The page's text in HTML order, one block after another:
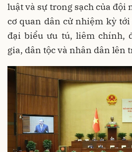
luật và sự trong sạch của đội
cơ quan dân cử nhiệm kỳ
đại biểu ưu tú, liêm chính,
gia, dân tộc và nhân dân lên